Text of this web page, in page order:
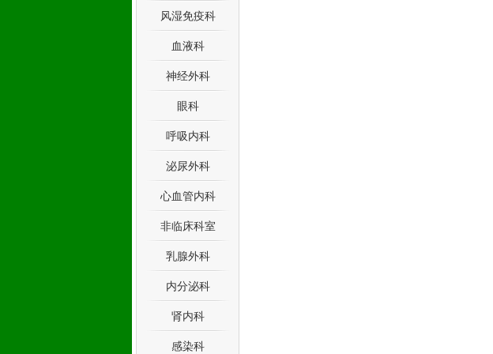
风湿免疫科
血液科
神经外科
眼科
呼吸内科
泌尿外科
心血管内科
非临床科室
乳腺外科
内分泌科
肾内科
感染科